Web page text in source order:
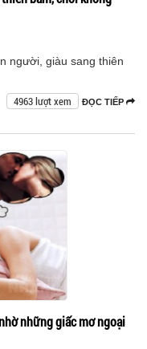
người, giàu sang thiên
ĐỌC TIẾP
4963 lượt xem
những giấc mơ ngoại